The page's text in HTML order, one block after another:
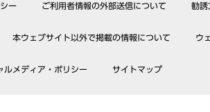
ー ご利用者情報の外部送信について 勧誘
本ウェブサイト以外で掲載の情報について ウ
ルメディア・ポリシー サイトマップ